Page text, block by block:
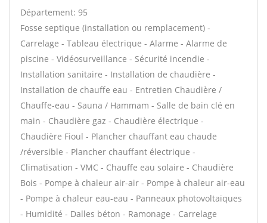
Département: 95
Fosse septique (installation ou remplacement) -
Carrelage - Tableau électrique - Alarme - Alarme de
piscine - Vidéosurveillance - Sécurité incendie -
Installation sanitaire - Installation de chaudière -
Installation de chauffe eau - Entretien Chaudière /
Chauffe-eau - Sauna / Hammam - Salle de bain clé en
main - Chaudière gaz - Chaudière électrique -
Chaudière Fioul - Plancher chauffant eau chaude
/réversible - Plancher chauffant électrique -
Climatisation - VMC - Chauffe eau solaire - Chaudière
Bois - Pompe à chaleur air-air - Pompe à chaleur air-eau
- Pompe à chaleur eau-eau - Panneaux photovoltaïques
- Humidité - Dalles béton - Ramonage - Carrelage